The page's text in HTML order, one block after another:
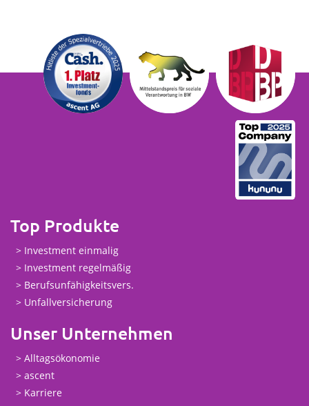
Top Produkte
Investment einmalig
Investment regelmäßig
Berufsunfähigkeitsvers.
Unfallversicherung
Unser Unternehmen
Alltagsökonomie
ascent
Karriere